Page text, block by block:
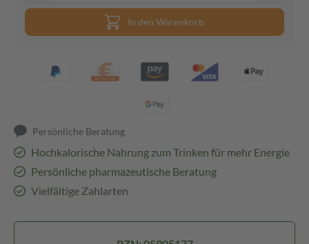
In den Warenkorb
Persönliche Beratung
Hochkalorische Nahrung zum Trinken für mehr Energie
Persönliche pharmazeutische Beratung
Vielfältige Zahlarten